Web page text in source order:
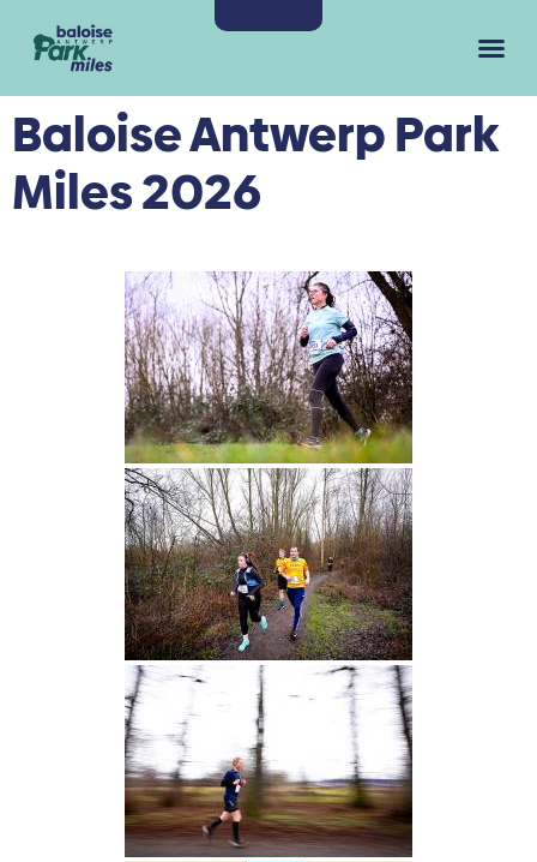
Baloise Antwerp Park
Miles 2026